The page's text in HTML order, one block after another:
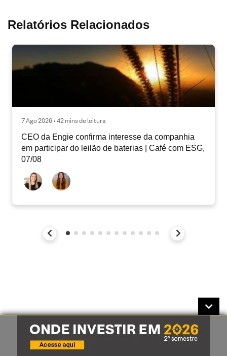
Relatórios Relacionados
7 Ago 2026 • 42 mins de leitura
CEO da Engie confirma interesse da companhia
em participar do leilão de baterias | Café com ESG,
07/08